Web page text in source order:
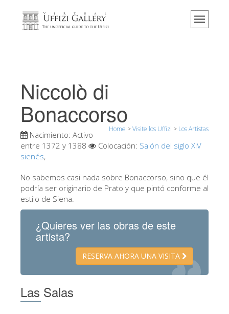
Home
Eventos y exposiciones
Los comentarios de los visitantes
Contáctenos
Visite los Uffizi
Visita virtual
Las salas
Las nuevas salas
Otros Museos
Niccolò di
Bonaccorso
Home >Visite los Uffizi > Los Artistas
Nacimiento: Activo
entre 1372 y 1388
Colocación: Salón del siglo XIV
sienés,
No sabemos casi nada sobre Bonaccorso, sino que él
podría ser originario de Prato y que pintó conforme al
estilo de Siena.
¿Quieres ver las obras de este
artista?
RESERVA AHORA UNA VISITA
Las Salas